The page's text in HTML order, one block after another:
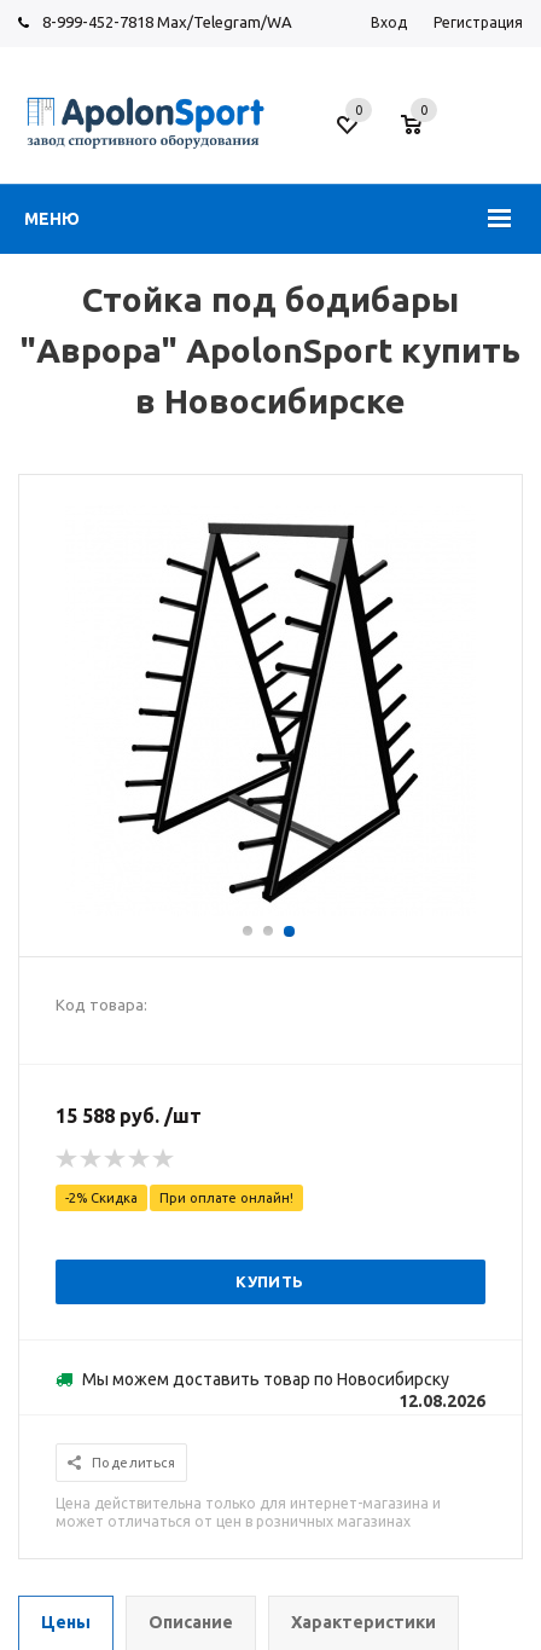
8-999-452-7818 Max/Telegram/WA Вход Регистрация
МЕНЮ
Новосибирск
ул.
0
0
Стойка под бодибары
"Аврора" ApolonSport купить
в Новосибирске
Код товара:
15 588 руб. /шт
-2% Скидка При оплате онлайн!
КУПИТЬ
Мы можем доставить товар по Новосибирску
12.08.2026
Поделиться
Цена действительна только для интернет-магазина и
может отличаться от цен в розничных магазинах
Цены Описание Характеристики